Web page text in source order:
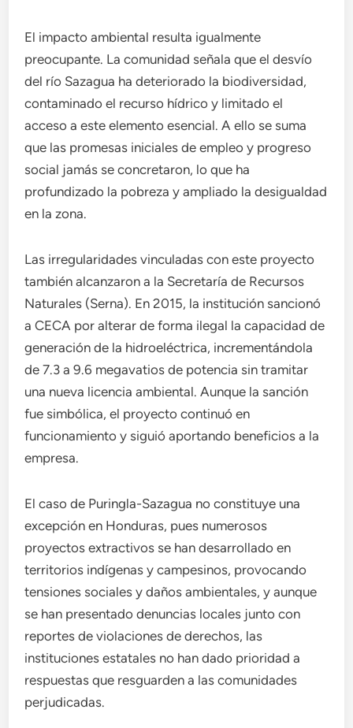
El impacto ambiental resulta igualmente
preocupante. La comunidad señala que el desvío
del río Sazagua ha deteriorado la biodiversidad,
contaminado el recurso hídrico y limitado el
acceso a este elemento esencial. A ello se suma
que las promesas iniciales de empleo y progreso
social jamás se concretaron, lo que ha
profundizado la pobreza y ampliado la desigualdad
en la zona.
Las irregularidades vinculadas con este proyecto
también alcanzaron a la Secretaría de Recursos
Naturales (Serna). En 2015, la institución sancionó
a CECA por alterar de forma ilegal la capacidad de
generación de la hidroeléctrica, incrementándola
de 7.3 a 9.6 megavatios de potencia sin tramitar
una nueva licencia ambiental. Aunque la sanción
fue simbólica, el proyecto continuó en
funcionamiento y siguió aportando beneficios a la
empresa.
El caso de Puringla-Sazagua no constituye una
excepción en Honduras, pues numerosos
proyectos extractivos se han desarrollado en
territorios indígenas y campesinos, provocando
tensiones sociales y daños ambientales, y aunque
se han presentado denuncias locales junto con
reportes de violaciones de derechos, las
instituciones estatales no han dado prioridad a
respuestas que resguarden a las comunidades
perjudicadas.